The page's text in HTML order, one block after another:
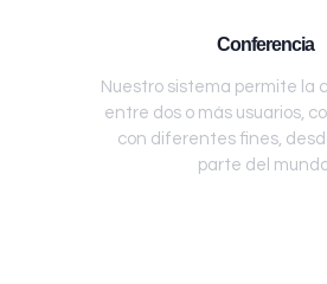
Conferencia
Nuestro sistema permite la
entre dos o más usuarios,
con diferentes fines,
parte del